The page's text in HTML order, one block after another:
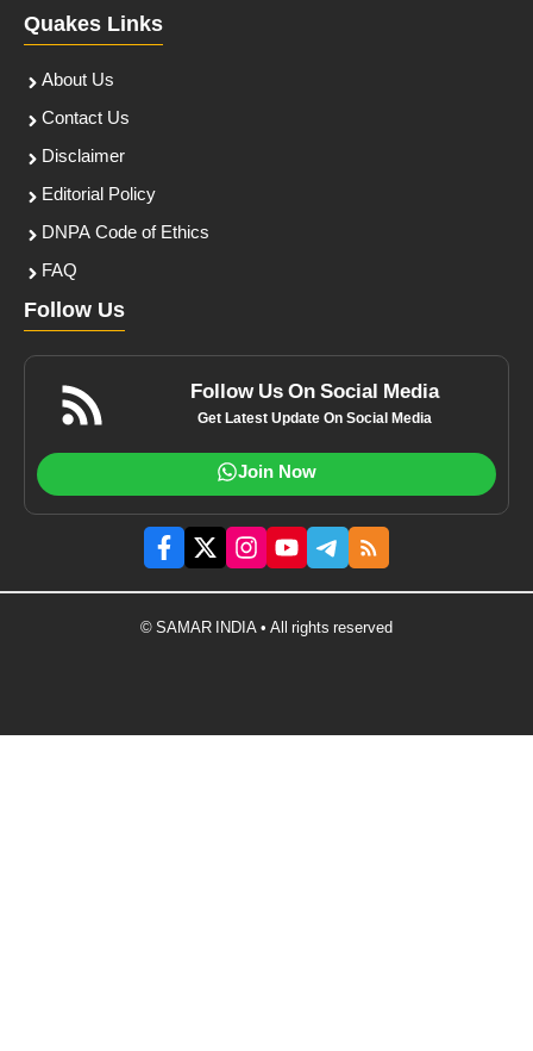
Quakes Links
About Us
Contact Us
Disclaimer
Editorial Policy
DNPA Code of Ethics
FAQ
Follow Us
Follow Us On Social Media
Get Latest Update On Social Media
Join Now
© SAMAR INDIA • All rights reserved